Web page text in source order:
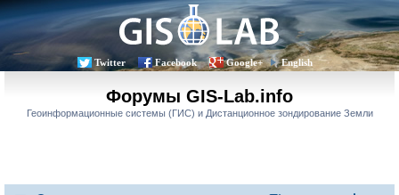
Twitter Facebook Google+ English
Форумы GIS-Lab.info
Геоинформационные системы (ГИС) и Дистанционное зондирование Земли